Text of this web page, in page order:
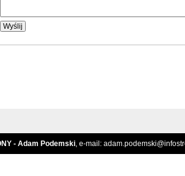
- Adam Podemski, e-mail: